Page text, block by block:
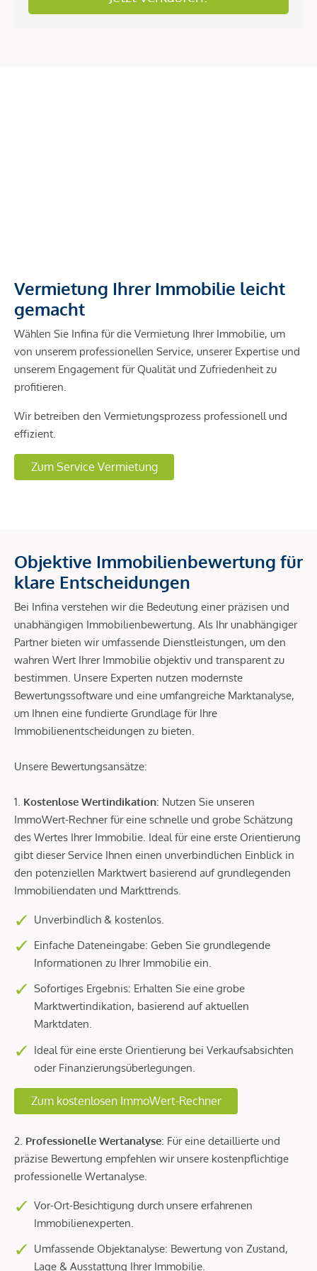
Vermietung Ihrer Immobilie leicht
gemacht
Wählen Sie Infina für die Vermietung Ihrer Immobilie, um
von unserem professionellen Service, unserer Expertise und
unserem Engagement für Qualität und Zufriedenheit zu
profitieren.
Wir betreiben den Vermietungsprozess professionell und
effizient.
Zum Service Vermietung
Objektive Immobilienbewertung für
klare Entscheidungen
Bei Infina verstehen wir die Bedeutung einer präzisen und
unabhängigen Immobilienbewertung. Als Ihr unabhängiger
Partner bieten wir umfassende Dienstleistungen, um den
wahren Wert Ihrer Immobilie objektiv und transparent zu
bestimmen. Unsere Experten nutzen modernste
Bewertungssoftware und eine umfangreiche Marktanalyse,
um Ihnen eine fundierte Grundlage für Ihre
Immobilienentscheidungen zu bieten.
Unsere Bewertungsansätze:
1. Kostenlose Wertindikation: Nutzen Sie unseren
ImmoWert-Rechner für eine schnelle und grobe Schätzung
des Wertes Ihrer Immobilie. Ideal für eine erste Orientierung
gibt dieser Service Ihnen einen unverbindlichen Einblick in
den potenziellen Marktwert basierend auf grundlegenden
Immobiliendaten und Markttrends.
Unverbindlich & kostenlos.
Einfache Dateneingabe: Geben Sie grundlegende
Informationen zu Ihrer Immobilie ein.
Sofortiges Ergebnis: Erhalten Sie eine grobe
Marktwertindikation, basierend auf aktuellen
Marktdaten.
Ideal für eine erste Orientierung bei Verkaufsabsichten
oder Finanzierungsüberlegungen.
Zum kostenlosen ImmoWert-Rechner
2. Professionelle Wertanalyse: Für eine detaillierte und
präzise Bewertung empfehlen wir unsere kostenpflichtige
professionelle Wertanalyse.
Vor-Ort-Besichtigung durch unsere erfahrenen
Immobilienexperten.
Umfassende Objektanalyse: Bewertung von Zustand,
Lage & Ausstattung Ihrer Immobilie.